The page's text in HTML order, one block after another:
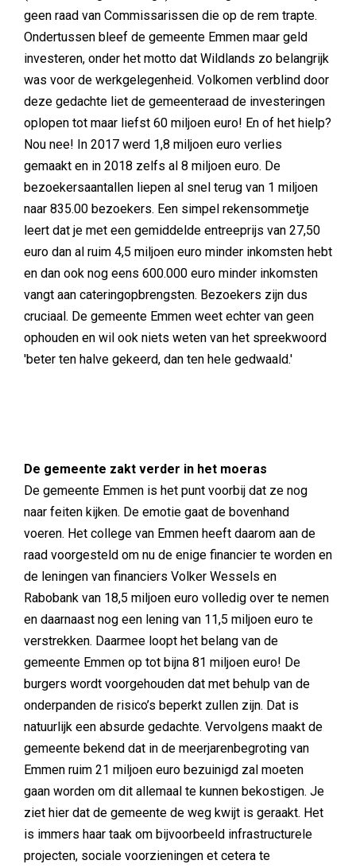
geen raad van Commissarissen die op de rem trapte.
Ondertussen bleef de gemeente Emmen maar geld
investeren, onder het motto dat Wildlands zo belangrijk
was voor de werkgelegenheid. Volkomen verblind door
deze gedachte liet de gemeenteraad de investeringen
oplopen tot maar liefst 60 miljoen euro! En of het hielp?
Nou nee! In 2017 werd 1,8 miljoen euro verlies
gemaakt en in 2018 zelfs al 8 miljoen euro. De
bezoekersaantallen liepen al snel terug van 1 miljoen
naar 835.00 bezoekers. Een simpel rekensommetje
leert dat je met een gemiddelde entreeprijs van 27,50
euro dan al ruim 4,5 miljoen euro minder inkomsten hebt
en dan ook nog eens 600.000 euro minder inkomsten
vangt aan cateringopbrengsten. Bezoekers zijn dus
cruciaal. De gemeente Emmen weet echter van geen
ophouden en wil ook niets weten van het spreekwoord
'beter ten halve gekeerd, dan ten hele gedwaald.'
De gemeente zakt verder in het moeras
De gemeente Emmen is het punt voorbij dat ze nog
naar feiten kijken. De emotie gaat de bovenhand
voeren. Het college van Emmen heeft daarom aan de
raad voorgesteld om nu de enige financier te worden en
de leningen van financiers Volker Wessels en
Rabobank van 18,5 miljoen euro volledig over te nemen
en daarnaast nog een lening van 11,5 miljoen euro te
verstrekken. Daarmee loopt het belang van de
gemeente Emmen op tot bijna 81 miljoen euro! De
burgers wordt voorgehouden dat met behulp van de
onderpanden de risico’s beperkt zullen zijn. Dat is
natuurlijk een absurde gedachte. Vervolgens maakt de
gemeente bekend dat in de meerjarenbegroting van
Emmen ruim 21 miljoen euro bezuinigd zal moeten
gaan worden om dit allemaal te kunnen bekostigen. Je
ziet hier dat de gemeente de weg kwijt is geraakt. Het
is immers haar taak om bijvoorbeeld infrastructurele
projecten, sociale voorzieningen et cetera te